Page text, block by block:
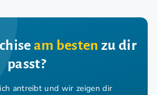
am besten zu dir
passt?
antreibt und wir zeigen dir